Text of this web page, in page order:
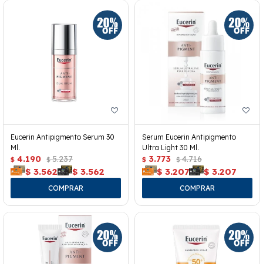
Eucerin Antipigmento Serum 30
Ml.
$ 4.190 $ 5.237
$ 3.562 $ 3.562
Serum Eucerin Antipigmento
Ultra Light 30 Ml.
$ 3.773 $ 4.716
$ 3.207 $ 3.207